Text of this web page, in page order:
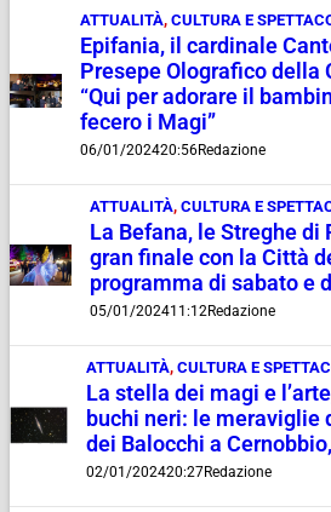
ATTUALITÀ, CULTURA E
Epifania, il cardinale
Presepe Olografico della
“Qui per adorare il
fecero i Magi”
06/01/202420:56Redazione
ATTUALITÀ, CULTURA E
La Befana, le Streghe di
gran finale con la Città
programma di sabato e
05/01/202411:12Redazione
ATTUALITÀ,CULTURA E
La stella dei magi e
buchi neri: le meraviglie
dei Balocchi a
02/01/202420:27Redazione